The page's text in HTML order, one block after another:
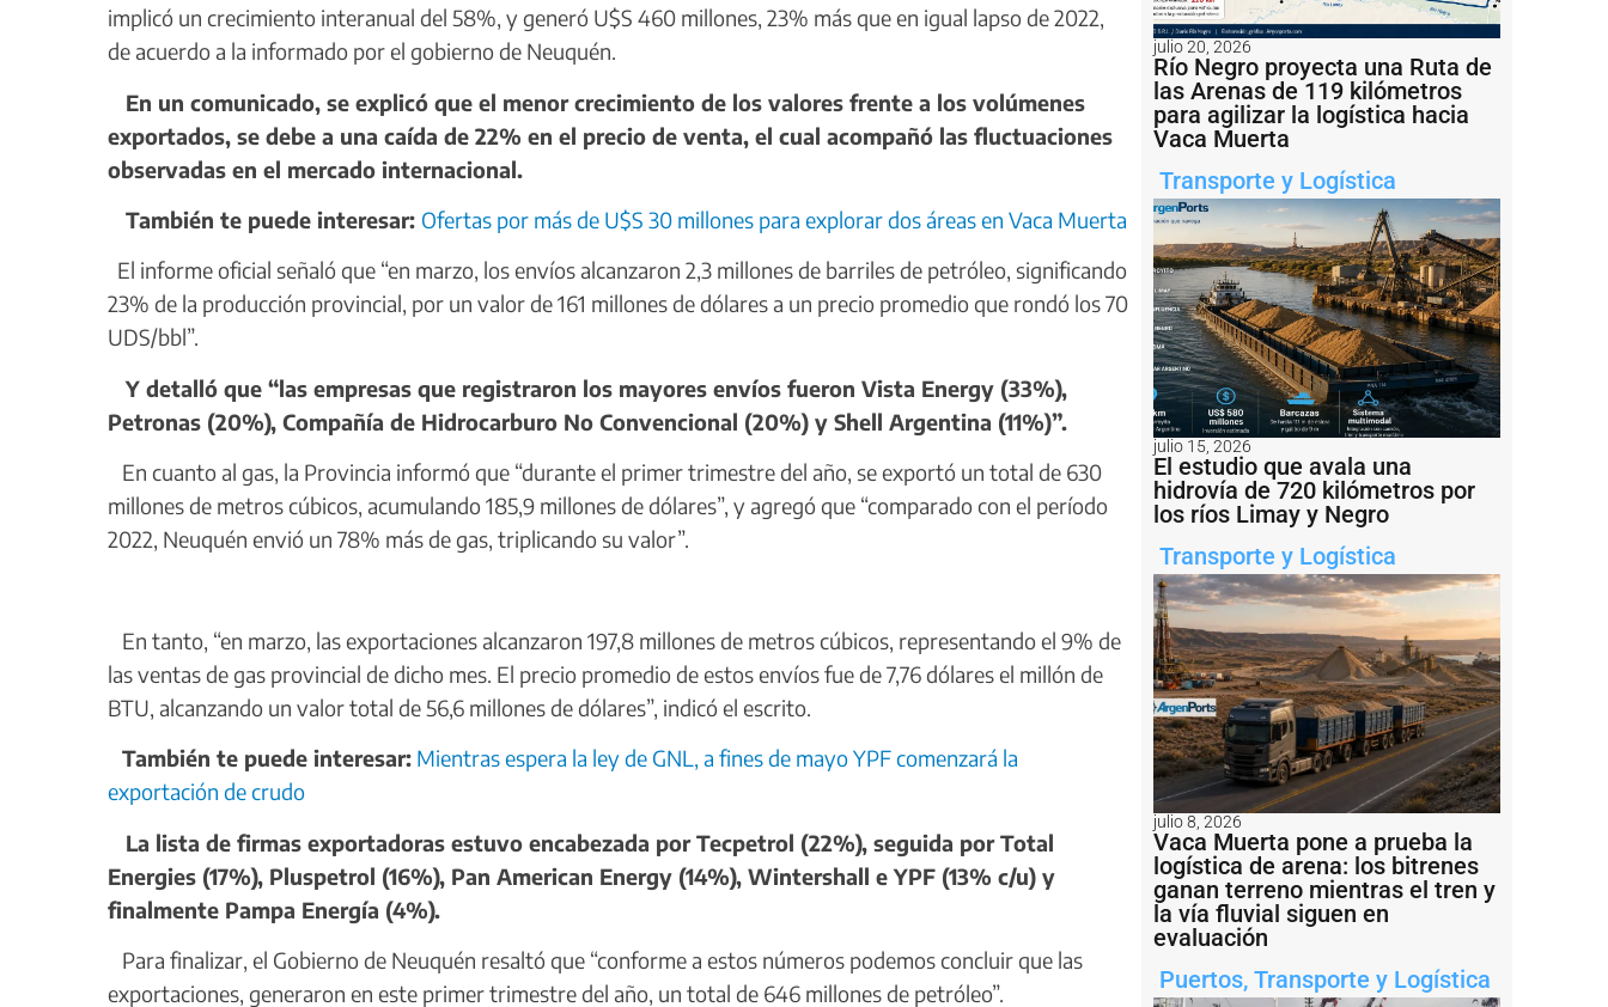
implicó un crecimiento interanual del 58%, y generó U$S 460 millones, 23% más que en igual lapso de 2022,
de acuerdo a la informado por el gobierno de Neuquén.
En un comunicado, se explicó que el menor crecimiento de los valores frente a los volúmenes
exportados, se debe a una caída de 22% en el precio de venta, el cual acompañó las fluctuaciones
observadas en el mercado internacional.
También te puede interesar: Ofertas por más de U$S 30 millones para explorar dos áreas en Vaca Muerta
El informe oficial señaló que “en marzo, los envíos alcanzaron 2,3 millones de barriles de petróleo, significando
23% de la producción provincial, por un valor de 161 millones de dólares a un precio promedio que rondó los 70
UDS/bbl”.
Y detalló que “las empresas que registraron los mayores envíos fueron Vista Energy (33%),
Petronas (20%), Compañía de Hidrocarburo No Convencional (20%) y Shell Argentina (11%)”.
En cuanto al gas, la Provincia informó que “durante el primer trimestre del año, se exportó un total de 630
millones de metros cúbicos, acumulando 185,9 millones de dólares”, y agregó que “comparado con el período
2022, Neuquén envió un 78% más de gas, triplicando su valor”.
En tanto, “en marzo, las exportaciones alcanzaron 197,8 millones de metros cúbicos, representando el 9% de
las ventas de gas provincial de dicho mes. El precio promedio de estos envíos fue de 7,76 dólares el millón de
BTU, alcanzando un valor total de 56,6 millones de dólares”, indicó el escrito.
También te puede interesar: Mientras espera la ley de GNL, a fines de mayo YPF comenzará la
exportación de crudo
La lista de firmas exportadoras estuvo encabezada por Tecpetrol (22%), seguida por Total
Energies (17%), Pluspetrol (16%), Pan American Energy (14%), Wintershall e YPF (13% c/u) y
finalmente Pampa Energía (4%).
Para finalizar, el Gobierno de Neuquén resaltó que “conforme a estos números podemos concluir que las
exportaciones, generaron en este primer trimestre del año, un total de 646 millones de petróleo”.
julio 20, 2026
Río Negro proyecta una Ruta de
las Arenas de 119 kilómetros
para agilizar la logística hacia
Vaca Muerta
Transporte y Logística
julio 15, 2026
El estudio que avala una
hidrovía de 720 kilómetros por
los ríos Limay y Negro
Transporte y Logística
julio 8, 2026
Vaca Muerta pone a prueba la
logística de arena: los bitrenes
ganan terreno mientras el tren y
la vía fluvial siguen en
evaluación
Puertos, Transporte y Logística